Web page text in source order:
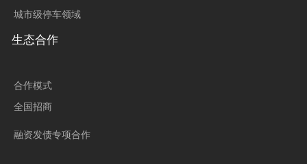
城市级停车领域
生态合作
合作模式
全国招商
融资发债专项合作